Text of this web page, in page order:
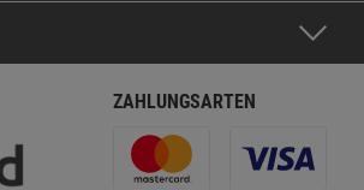
ZAHLUNGSARTEN